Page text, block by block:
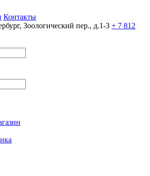
Контакты
Зоологический пер., д.1-3 + 7 812